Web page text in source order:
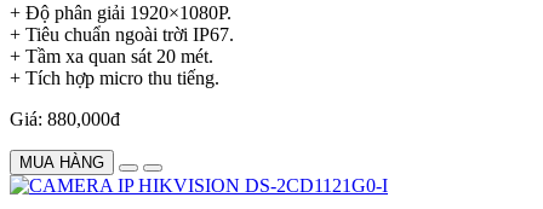
+ Độ phân giải 1920×1080P.
+ Tiêu chuẩn ngoài trời IP67.
+ Tầm xa quan sát 20 mét.
+ Tích hợp micro thu tiếng.
Giá: 880,000đ
MUA HÀNG